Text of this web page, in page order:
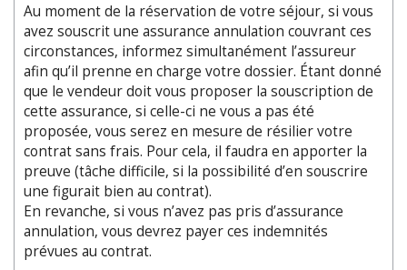
Au moment de la réservation de votre séjour, si vous
avez souscrit une assurance annulation couvrant ces
circonstances, informez simultanément l’assureur
afin qu’il prenne en charge votre dossier. Étant donné
que le vendeur doit vous proposer la souscription de
cette assurance, si celle-ci ne vous a pas été
proposée, vous serez en mesure de résilier votre
contrat sans frais. Pour cela, il faudra en apporter la
preuve (tâche difficile, si la possibilité d’en souscrire
une figurait bien au contrat).
En ­revanche, si vous n’avez pas pris d’assurance
annulation, vous devrez payer ces indemnités
prévues au contrat.